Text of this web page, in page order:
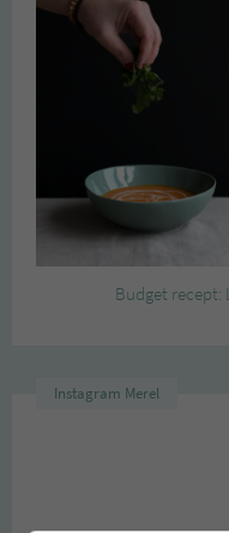
Budget recept:
Instagram Merel